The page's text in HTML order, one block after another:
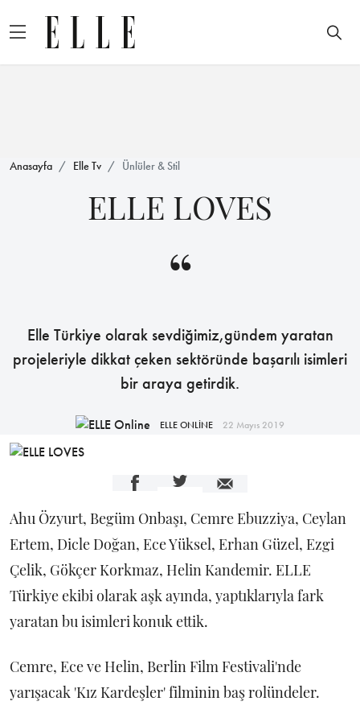
Anasayfa Elle Tv Ünlüler & Stil
ELLE LOVES
“
Elle Türkiye olarak sevdiğimiz,gündem yaratan
projeleriyle dikkat çeken sektöründe başarılı isimleri
bir araya getirdik.
ELLE ONLİNE 22 Mayıs 2019
Ahu Özyurt, Begüm Onbaşı, Cemre Ebuzziya, Ceylan
Ertem, Dicle Doğan, Ece Yüksel, Erhan Güzel, Ezgi
Çelik, Gökçer Korkmaz, Helin Kandemir. ELLE
Türkiye ekibi olarak aşk ayında, yaptıklarıyla fark
yaratan bu isimleri konuk ettik.
Cemre, Ece ve Helin, Berlin Film Festivali'nde
yarışacak 'Kız Kardeşler' filminin baş rolündeler.